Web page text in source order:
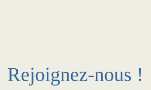
Rejoignez-nous !